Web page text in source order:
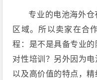
专业的电池海外
区域。所以卖家在合
程：是不是具备专业
对性培训？另外因为电
以及高价值的特点，